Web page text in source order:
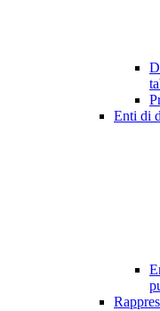
Enti di